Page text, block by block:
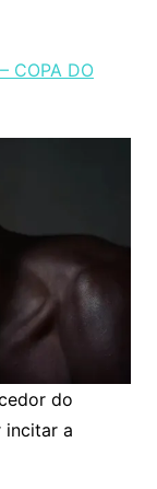
COPA DO
do
incitar a